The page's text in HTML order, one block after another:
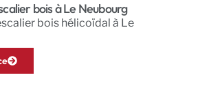
bois à Le Neubourg
bois hélicoïdal à Le